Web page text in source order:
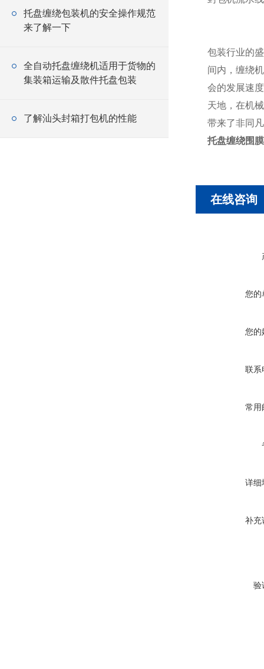
托盘缠绕包装机的安全操作规范
来了解一下
全自动托盘缠绕机适用于货物的
集装箱运输及散件托盘包装
了解汕头封箱打包机的性能
包装行业的
间内，缠绕
会的发展速
天地，在机
带来了非同
托盘缠绕围
在线咨询
您的
您的
联系
常用
详细
补充
验